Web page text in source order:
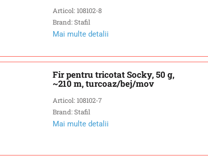
Articol: 108102-8
Brand: Stafil
Mai multe detalii
Fir pentru tricotat Socky, 50 g,
~210 m, turcoaz/bej/mov
Articol: 108102-7
Brand: Stafil
Mai multe detalii